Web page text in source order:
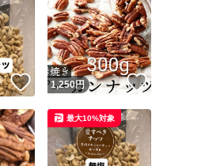
いいね！
1,250円 いいね！
最大10%対象